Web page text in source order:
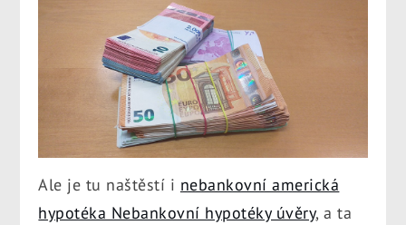
Ale je tu naštěstí i nebankovní americká
hypotéka Nebankovní hypotéky úvěry, a ta